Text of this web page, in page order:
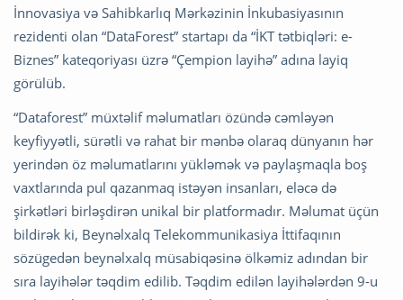
İnnovasiya və Sahibkarlıq Mərkəzinin İnkubasiyasının
rezidenti olan “DataForest” startapı da “İKT tətbiqləri: e-
Biznes” kateqoriyası üzrə “Çempion layihə” adına layiq
görülüb.
“Dataforest” müxtəlif məlumatları özündə cəmləyən
keyfiyyətli, sürətli və rahat bir mənbə olaraq dünyanın hər
yerindən öz məlumatlarını yükləmək və paylaşmaqla boş
vaxtlarında pul qazanmaq istəyən insanları, eləcə də
şirkətləri birləşdirən unikal bir platformadır. Məlumat üçün
bildirək ki, Beynəlxalq Telekommunikasiya İttifaqının
sözügedən beynəlxalq müsabiqəsinə ölkəmiz adından bir
sıra layihələr təqdim edilib. Təqdim edilən layihələrdən 9-u